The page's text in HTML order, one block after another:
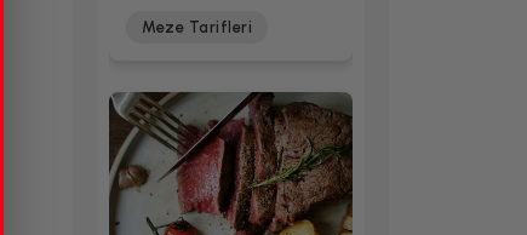
Meze Tarifleri